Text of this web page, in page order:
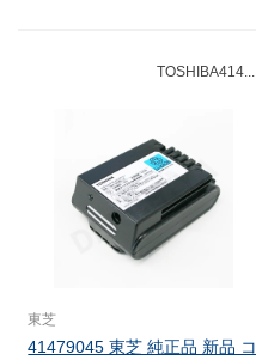
TOSHIBA414...
東芝
41479045 東芝 純正品 新品 コ